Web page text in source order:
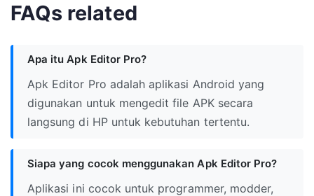
FAQs related
Apa itu Apk Editor Pro?
Apk Editor Pro adalah aplikasi Android yang
digunakan untuk mengedit file APK secara
langsung di HP untuk kebutuhan tertentu.
Siapa yang cocok menggunakan Apk Editor Pro?
Aplikasi ini cocok untuk programmer, modder,